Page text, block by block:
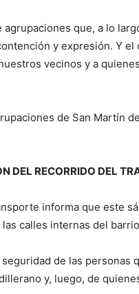
agrupaciones que, a lo
y expresión. Y el
vecinos y a
de San Martín
DEL RECORRIDO DEL
informa que este
calles internas del
de las personas
y, luego, de